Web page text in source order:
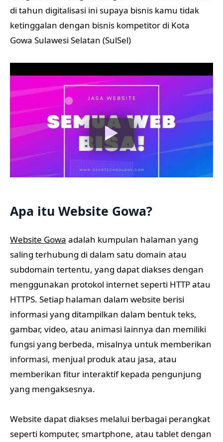
di tahun digitalisasi ini supaya bisnis kamu tidak
ketinggalan dengan bisnis kompetitor di Kota
Gowa Sulawesi Selatan (SulSel)
Apa itu Website Gowa?
Website Gowa adalah kumpulan halaman yang
saling terhubung di dalam satu domain atau
subdomain tertentu, yang dapat diakses dengan
menggunakan protokol internet seperti HTTP atau
HTTPS. Setiap halaman dalam website berisi
informasi yang ditampilkan dalam bentuk teks,
gambar, video, atau animasi lainnya dan memiliki
fungsi yang berbeda, misalnya untuk memberikan
informasi, menjual produk atau jasa, atau
memberikan fitur interaktif kepada pengunjung
yang mengaksesnya.
Website dapat diakses melalui berbagai perangkat
seperti komputer, smartphone, atau tablet dengan